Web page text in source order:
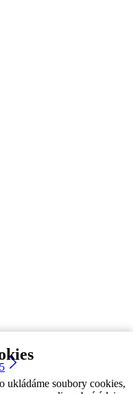
ukládáme soubory cookies,